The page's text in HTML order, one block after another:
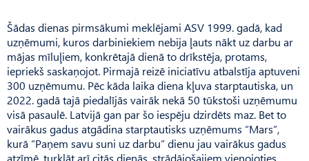
Šādas dienas pirmsākumi meklējami ASV 1999. gadā, kad
uzņēmumi, kuros darbiniekiem nebija ļauts nākt uz darbu ar
mājas mīluļiem, konkrētajā dienā to drīkstēja, protams,
iepriekš saskaņojot. Pirmajā reizē iniciatīvu atbalstīja aptuveni
300 uzņēmumu. Pēc kāda laika diena kļuva starptautiska, un
2022. gadā tajā piedalījās vairāk nekā 50 tūkstoši uzņēmumu
visā pasaulē. Latvijā gan par šo iespēju dzirdēts maz. Bet to
vairākus gadus atgādina starptautisks uzņēmums “Mars”,
kurā “Paņem savu suni uz darbu” dienu jau vairākus gadus
atzīmē, turklāt arī citās dienās, strādājošajiem vienojoties,